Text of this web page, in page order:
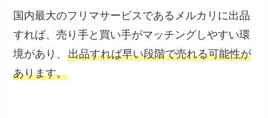
国内最大のフリマサービスであるメルカリに出品
すれば、売り手と買い手がマッチングしやすい環
境があり、出品すれば早い段階で売れる可能性が
あります。